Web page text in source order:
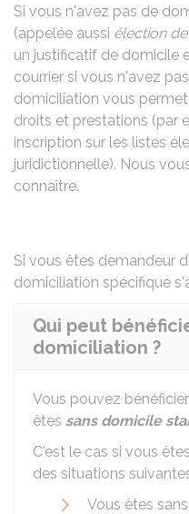
Si vous n'avez pas de
(appelée aussi élection
un justificatif de domicile
courrier si vous n'avez
domiciliation vous
droits et prestations (par
inscription sur les listes
juridictionnelle). Nous
connaître.
Si vous êtes demandeur
domiciliation spécifique
Qui peut
domiciliation ?
Vous pouvez
êtes sans domicile
C'est le cas si vous
des situations
Vous êtes